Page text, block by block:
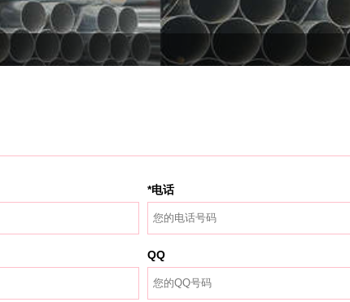
*电话
QQ